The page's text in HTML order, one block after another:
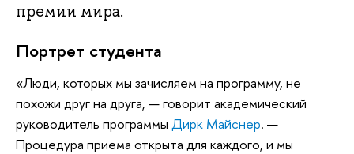
премии мира.
Портрет студента
«Люди, которых мы зачисляем на программу, не
похожи друг на друга, — говорит академический
руководитель программы Дирк Майснер. —
Процедура приема открыта для каждого, и мы